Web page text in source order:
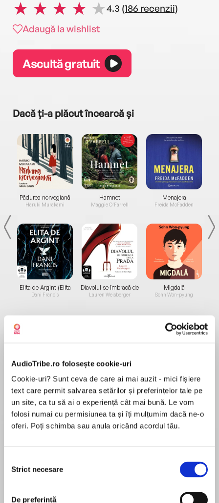
AudioTribe.ro folosește cookie-uri
Cookie-uri? Sunt ceva de care ai mai auzit - mici fișiere
text care permit salvarea setărilor și preferințelor tale pe
un site, ca tu să ai o experiență cât mai bună. Le vom
folosi numai cu permisiunea ta și îți mulțumim dacă ne-o
oferi. Poți schimba sau anula oricând acordul tău.
consimțământului
Strict necesare
De preferință
4.3 (186 recenzii)
Adaugă la wishlist
Ascultă gratuit
Dacă ți-a plăcut încearcă și
Pădurea norvegiană
Haruki Murakami
Elita de Argint (Elita
de...
Dani Francis
Hamnet
Maggie O'Farrell
Diavolul se îmbracă de
la...
Lauren Weisberger
Menajera
Freida McFadden
Migdală
Sohn Won-pyung
CEL MAI BINE VÂNDUT ROMAN JAPONEZ DIN
TOATE TIMPURILE
• Ediție integrală •
Prima ediție necenzurată în limba română
Rămas singur într-o vacanță de vară la malul
mării în Kamakura, un tânăr student descoperă
numească în scurt timp Sensei. Pe măsură ce
relația lor e tot mai strânsă, tânărul student
secretele tragice care îl bântuie pe Sensei, cu
MAI MULT
Excelente si cartea si naratiunea!